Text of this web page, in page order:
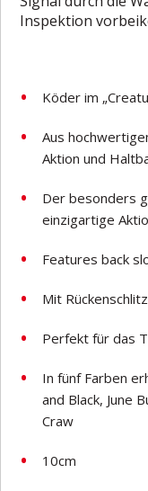
Inspektion
Köder im
Aus
Aktion und
Der besonders
einzigartige
Features back
Mit
Perfekt für das
In fünf Farben
and Black, June
Craw
10cm